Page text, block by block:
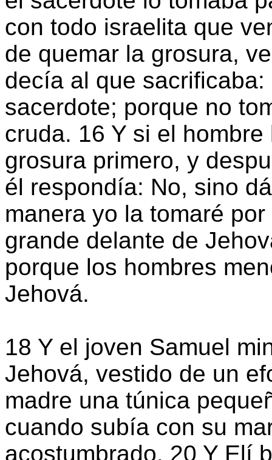
con todo israelita que
de quemar la grosura,
decía al que
sacerdote; porque no
cruda. 16 Y si el
grosura primero, y
él respondía: No, sino
manera yo la tomaré
grande delante de
porque los hombres
Jehová.
18 Y el joven Samuel
Jehová, vestido de un
madre una túnica
cuando subía con su
acostumbrado. 20 Y Elí